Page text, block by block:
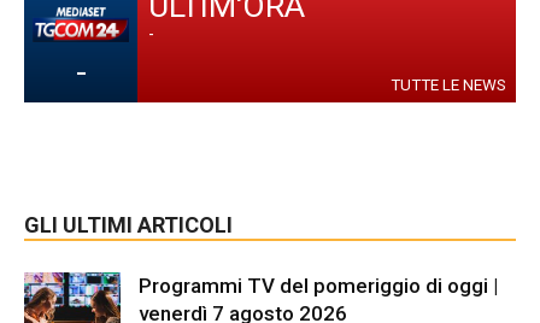
-
-
TUTTE LE NEWS
GLI ULTIMI ARTICOLI
Programmi TV del pomeriggio di oggi |
venerdì 7 agosto 2026